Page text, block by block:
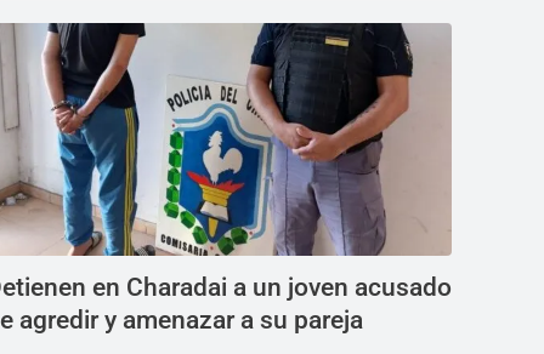
en Charadai a un joven acusado
agredir y amenazar a su pareja